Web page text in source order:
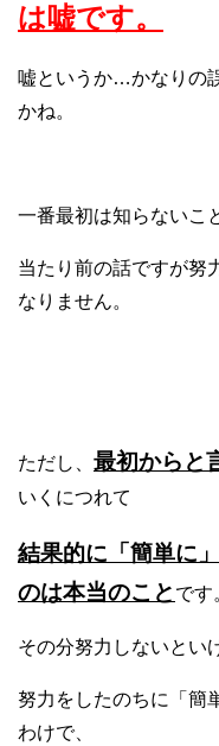
は嘘です。
嘘というか…かなりの
かね。
一番最初は知らないこ
当たり前の話ですが努
なりません。
ただし、 最初からと
いくにつれて
結果的に 「簡単に
のは本当のこと です
その分努力しないとい
努力をしたのちに「簡
わけで、